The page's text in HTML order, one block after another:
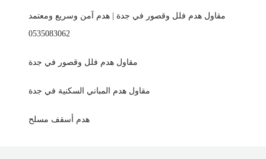
مقاول هدم فلل وقصور في جدة | هدم آمن وسريع ومعتمد
0535083062
مقاول هدم فلل وقصور في جدة
مقاول هدم المباني السكنية في جدة
هدم أسقف مسلح